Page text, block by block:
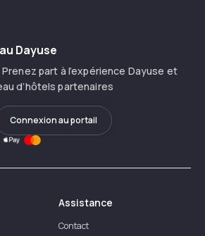
Dayuse
part à l’expérience Dayuse et
d’hôtels partenaires
Connexion au portail
Assistance
Contact